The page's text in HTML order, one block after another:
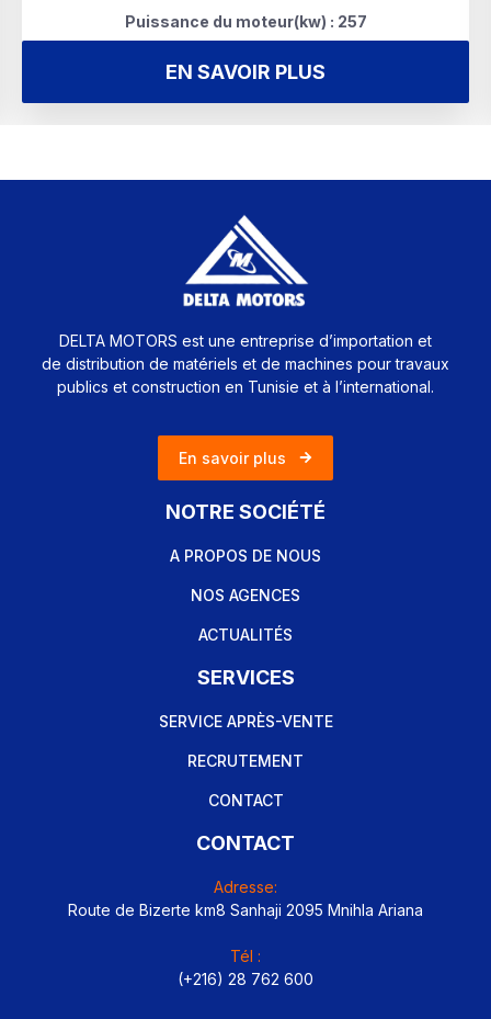
Puissance du moteur(kw) : 257
EN SAVOIR PLUS
DELTA MOTORS est une entreprise d’importation et
de distribution de matériels et de machines pour travaux
publics et construction en Tunisie et à l’international.
En savoir plus
NOTRE SOCIÉTÉ
A PROPOS DE NOUS
NOS AGENCES
ACTUALITÉS
SERVICES
SERVICE APRÈS-VENTE
RECRUTEMENT
CONTACT
CONTACT
Adresse:
Route de Bizerte km8 Sanhaji 2095 Mnihla Ariana
Tél :
(+216) 28 762 600